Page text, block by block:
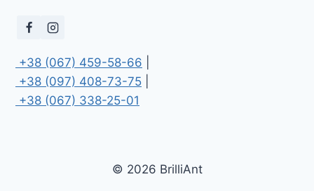
+38 (067) 459-58-66
+38 (097) 408-73-75
+38 (067) 338-25-01
© 2026 BrilliAnt